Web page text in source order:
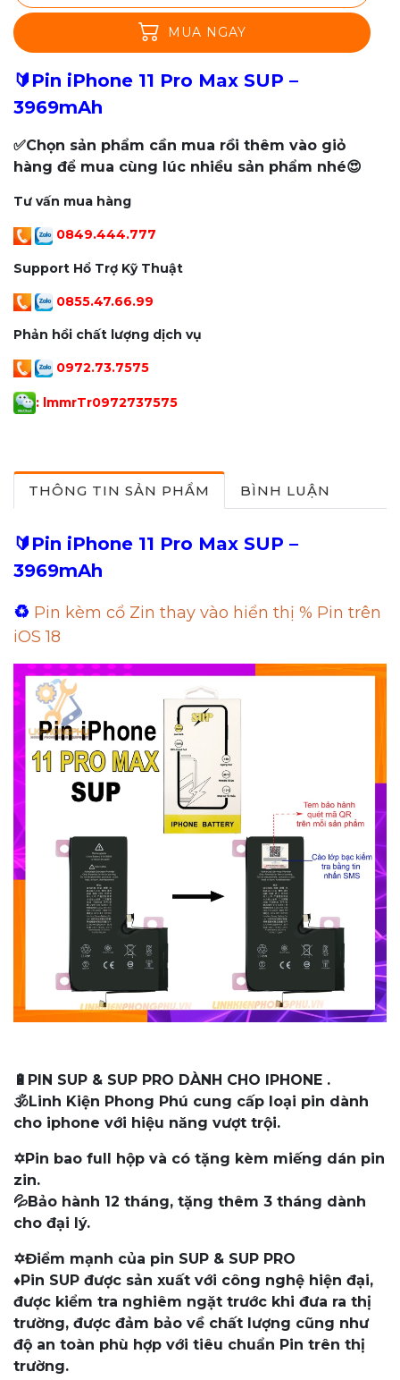
MUA NGAY
🔰 Pin iPhone 11 Pro Max SUP –
3969mAh
✅Chọn sản phẩm cần mua rồi thêm vào giỏ
hàng để mua cùng lúc nhiều sản phẩm nhé😍
Tư vấn mua hàng
0849.444.777
Support Hổ Trợ Kỹ Thuật
0855.47.66.99
Phản hồi chất lượng dịch vụ
0972.73.7575
: lmmrTr0972737575
THÔNG TIN SẢN PHẨM BÌNH LUẬN
🔰Pin iPhone 11 Pro Max SUP –
3969mAh
♻️ Pin kèm cổ Zin thay vào hiển thị % Pin trên
iOS 18
🔋PIN SUP & SUP PRO DÀNH CHO IPHONE .
🕉️Linh Kiện Phong Phú cung cấp loại pin dành
cho iphone với hiệu năng vượt trội.
✡️Pin bao full hộp và có tặng kèm miếng dán pin
zin.
💦Bảo hành 12 tháng, tặng thêm 3 tháng dành
cho đại lý.
✡️Điểm mạnh của pin SUP & SUP PRO
♦️Pin SUP được sản xuất với công nghệ hiện đại,
được kiểm tra nghiêm ngặt trước khi đưa ra thị
trường, được đảm bảo về chất lượng cũng như
độ an toàn phù hợp với tiêu chuẩn Pin trên thị
trường.